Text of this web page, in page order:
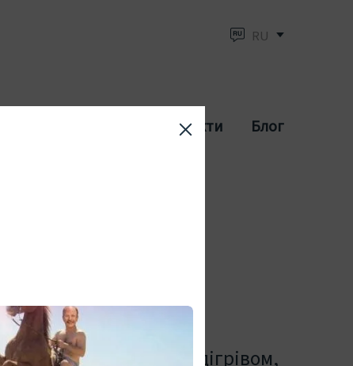
RU
Контакти Блог
устілки з підігрівом,